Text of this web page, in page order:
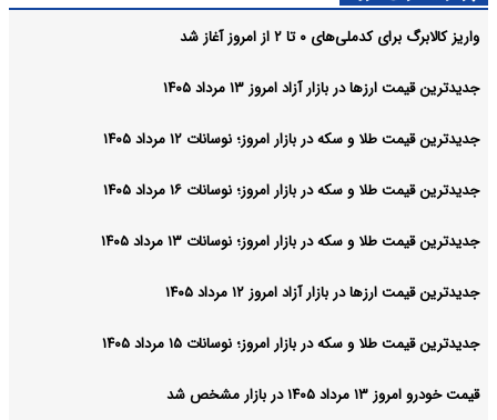
واریز کالابرگ برای کدملی‌های ۰ تا ۲ از امروز آغاز شد
جدیدترین قیمت ارزها در بازار آزاد امروز ۱۳ مرداد ۱۴۰۵
جدیدترین قیمت طلا و سکه در بازار امروز؛ نوسانات ۱۲ مرداد ۱۴۰۵
جدیدترین قیمت طلا و سکه در بازار امروز؛ نوسانات ۱۶ مرداد ۱۴۰۵
جدیدترین قیمت طلا و سکه در بازار امروز؛ نوسانات ۱۳ مرداد ۱۴۰۵
جدیدترین قیمت ارزها در بازار آزاد امروز ۱۲ مرداد ۱۴۰۵
جدیدترین قیمت طلا و سکه در بازار امروز؛ نوسانات ۱۵ مرداد ۱۴۰۵
قیمت خودرو امروز ۱۳ مرداد ۱۴۰۵ در بازار مشخص شد